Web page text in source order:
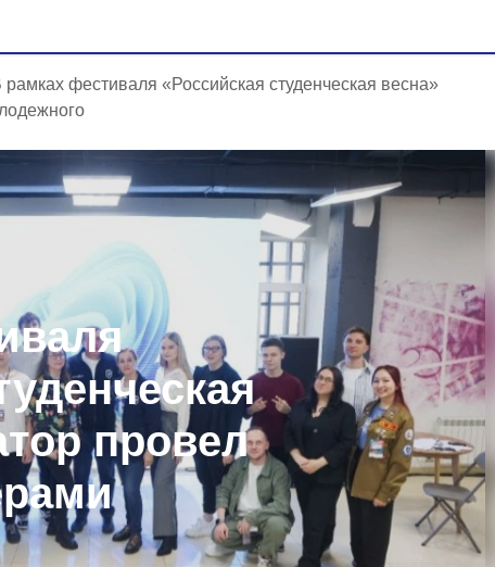
рамках фестиваля «Российская студенческая весна»
провел